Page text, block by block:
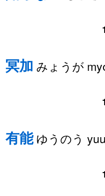
冥加 みょうが
有能ゆうのう